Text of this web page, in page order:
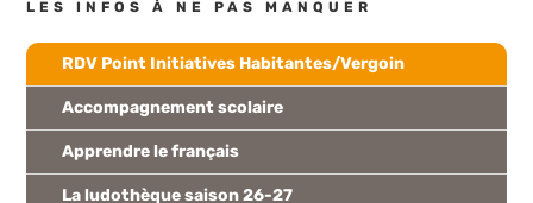
LES INFOS À NE PAS MANQUER
RDV Point Initiatives Habitantes/Vergoin
Accompagnement scolaire
Apprendre le français
La ludothèque saison 26-27